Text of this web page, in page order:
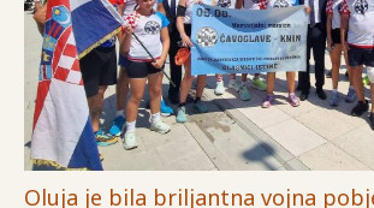
Oluja je bila briljantna vojna